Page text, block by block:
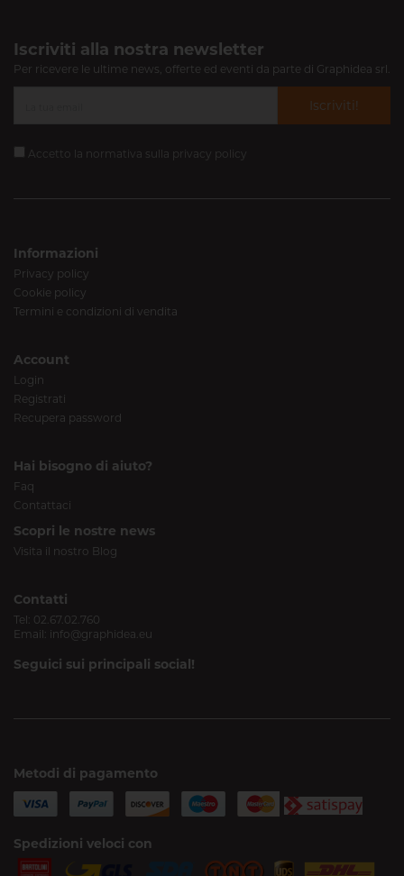
Iscriviti alla nostra newsletter
Per ricevere le ultime news, offerte ed eventi da parte di Graphidea srl.
Iscriviti!
Accetto la normativa sulla privacy policy
Informazioni
Privacy policy
Cookie policy
Termini e condizioni di vendita
Account
Login
Registrati
Recupera password
Hai bisogno di aiuto?
Faq
Contattaci
Scopri le nostre news
Visita il nostro Blog
Contatti
Tel: 02.67.02.760
Email: info@graphidea.eu
Seguici sui principali social!
Metodi di pagamento
Spedizioni veloci con